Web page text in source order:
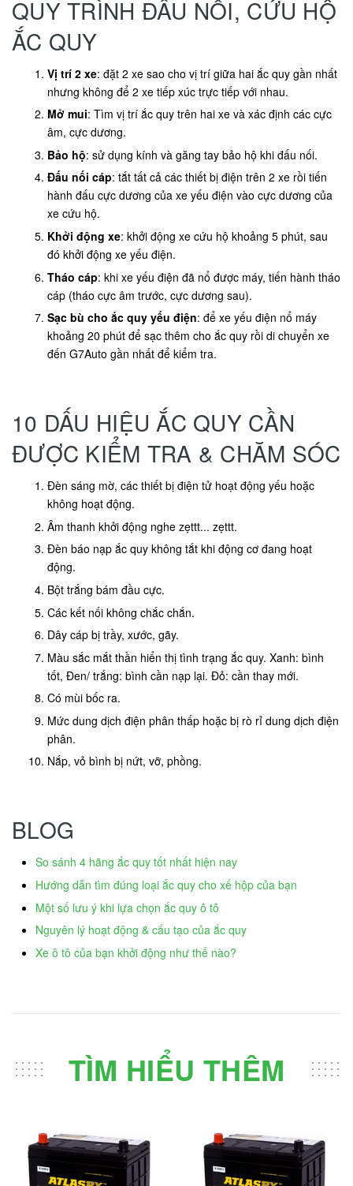
QUY TRÌNH ĐẤU NỐI, CỨU HỘ
ẮC QUY
Vị trí 2 xe: đặt 2 xe sao cho vị trí giữa hai ắc quy gần nhất
nhưng không để 2 xe tiếp xúc trực tiếp với nhau.
Mở mui: Tìm vị trí ắc quy trên hai xe và xác định các cực
âm, cực dương.
Bảo hộ: sử dụng kính và găng tay bảo hộ khi đấu nối.
Đấu nối cáp: tắt tất cả các thiết bị điện trên 2 xe rồi tiến
hành đấu cực dương của xe yếu điện vào cực dương của
xe cứu hộ.
Khởi động xe: khởi động xe cứu hộ khoảng 5 phút, sau
đó khởi động xe yếu điện.
Tháo cáp: khi xe yếu điện đã nổ được máy, tiến hành tháo
cáp (tháo cực âm trước, cực dương sau).
Sạc bù cho ắc quy yếu điện: để xe yếu điện nổ máy
khoảng 20 phút để sạc thêm cho ắc quy rồi di chuyển xe
đến G7Auto gần nhất để kiểm tra.
10 DẤU HIỆU ẮC QUY CẦN
ĐƯỢC KIỂM TRA & CHĂM SÓC
Đèn sáng mờ, các thiết bị điện tử hoạt động yếu hoặc
không hoạt động.
Âm thanh khởi động nghe zẹttt... zẹttt.
Đèn báo nạp ắc quy không tắt khi động cơ đang hoạt
động.
Bột trắng bám đầu cực.
Các kết nối không chắc chắn.
Dây cáp bị trầy, xước, gãy.
Màu sắc mắt thần hiển thị tình trạng ắc quy. Xanh: bình
tốt, Đen/ trắng: bình cần nạp lại. Đỏ: cần thay mới.
Có mùi bốc ra.
Mức dung dịch điện phân thấp hoặc bị rò rỉ dung dịch điện
phân.
Nắp, vỏ bình bị nứt, vỡ, phồng.
BLOG
So sánh 4 hãng ắc quy tốt nhất hiện nay
Hướng dẫn tìm đúng loại ắc quy cho xế hộp của bạn
Một số lưu ý khi lựa chọn ắc quy ô tô
Nguyên lý hoạt động & cấu tạo của ắc quy
Xe ô tô của bạn khởi động như thế nào?
TÌM HIỂU THÊM